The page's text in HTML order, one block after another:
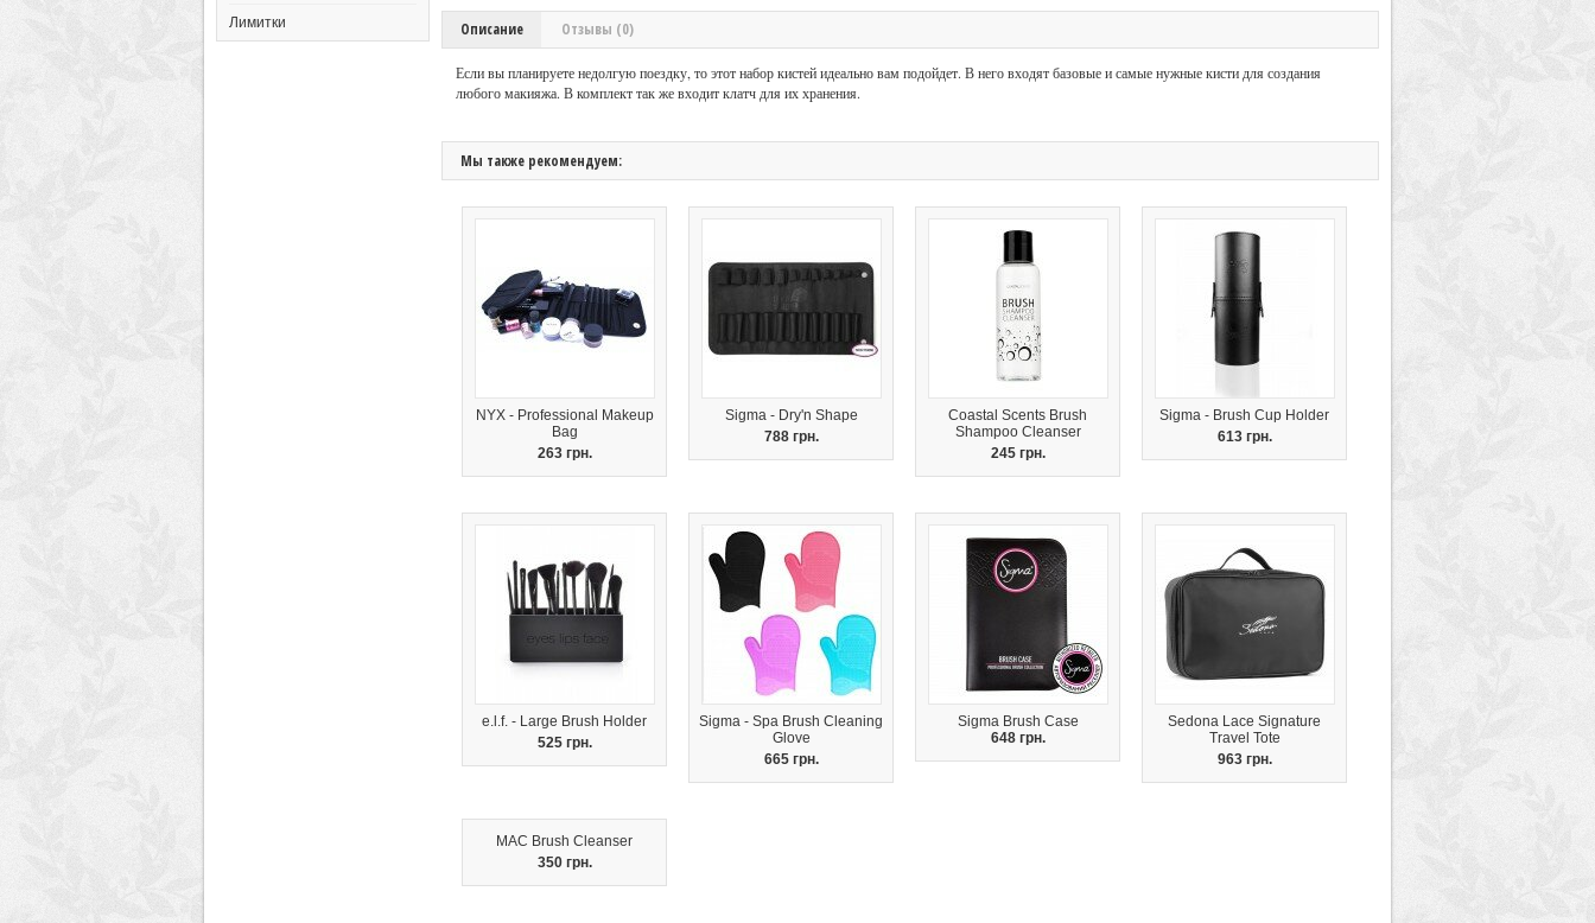
Лимитки Описание Отзывы (0)
Если вы планируете недолгую поездку, то этот набор кистей идеально вам подойдет. В него входят базовые и самые нужные кисти для создания
любого макияжа. В комплект так же входит клатч для их хранения.
Мы также рекомендуем:
NYX - Professional Makeup
Bag
263 грн.
Sigma - Dry'n Shape
788 грн.
Coastal Scents Brush
Shampoo Cleanser
245 грн.
Sigma - Brush Cup Holder
613 грн.
e.l.f. - Large Brush Holder
525 грн.
Sigma - Spa Brush Cleaning
Glove
665 грн.
Sigma Brush Case
648 грн.
Sedona Lace Signature
Travel Tote
963 грн.
MAC Brush Cleanser
350 грн.